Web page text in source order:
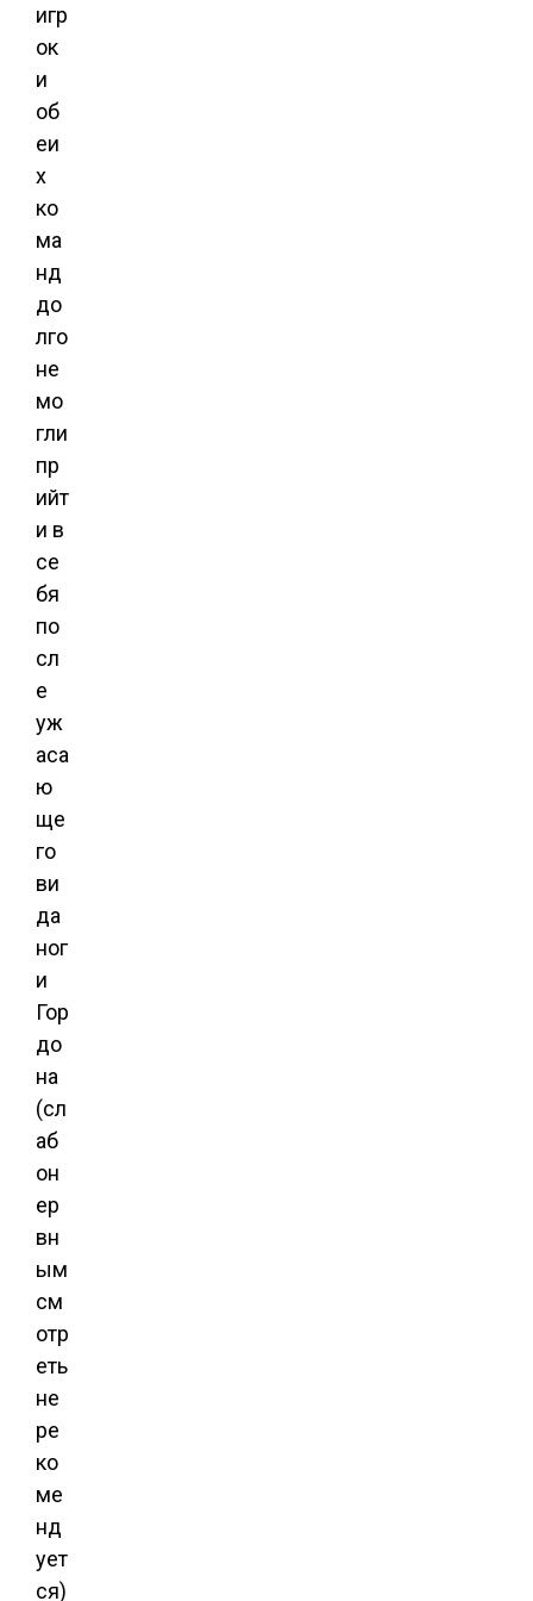
игр
ок
и
об
еи
х
ко
ма
нд
до
лго
не
мо
гли
пр
ийт
и в
се
бя
по
сл
е
уж
аса
ю
ще
го
ви
да
ног
и
Гор
до
на
(сл
аб
он
ер
вн
ым
см
отр
еть
не
ре
ко
ме
нд
ует
ся)